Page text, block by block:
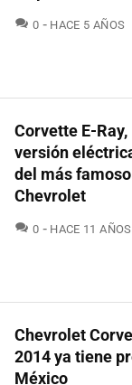
0 COMENTARIOS
HACE 5 AÑOS
Corvette E-
versión
del más
Chevrolet
0 COMENTARIOS
HACE 11 AÑOS
Chevrolet
2014 ya tiene
México